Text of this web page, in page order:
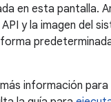
en esta pantalla.
y la imagen del
información para